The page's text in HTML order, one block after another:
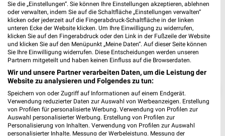
Sie die „Einstellungen“. Sie können Ihre Einstellungen akzeptieren, ablehnen
oder verwalten, indem Sie auf die Schaltfläche „Einstellungen verwalten“
klicken oder jederzeit auf die Fingerabdruck-Schaltfläche in der linken
unteren Ecke der Website klicken. Um Ihre Einwilligung zu widerrufen,
klicken Sie auf den Fingerabdruck oder den Link in der Fußzeile der Website
und klicken Sie auf den Menüpunkt „Meine Daten“. Auf dieser Seite können
Sie Ihre Einwilligung widerrufen. Diese Entscheidungen werden unseren
Partnern mitgeteilt und haben keinen Einfluss auf die Browserdaten.
Wir und unsere Partner verarbeiten Daten, um die Leistung der
Website zu analysieren und Folgendes zu tun:
Speichern von oder Zugriff auf Informationen auf einem Endgerät.
Verwendung reduzierter Daten zur Auswahl von Werbeanzeigen. Erstellung
von Profilen für personalisierte Werbung. Verwendung von Profilen zur
Auswahl personalisierter Werbung. Erstellung von Profilen zur
Personalisierung von Inhalten. Verwendung von Profilen zur Auswahl
personalisierter Inhalte. Messung der Werbeleistung. Messung der